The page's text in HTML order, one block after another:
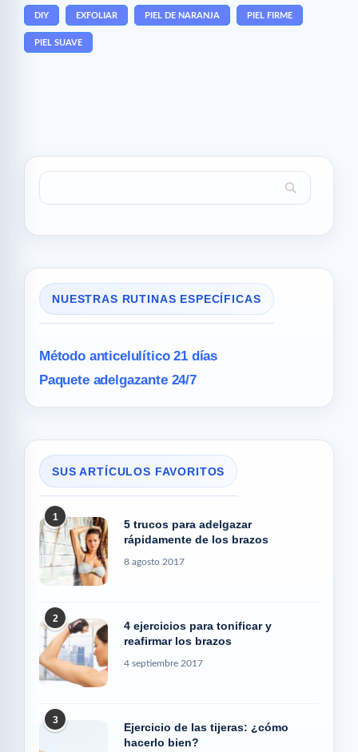
DIY EXFOLIAR PIEL DE NARANJA PIEL FIRME
PIEL SUAVE
NUESTRAS RUTINAS ESPECÍFICAS
Método anticelulítico 21 días
Paquete adelgazante 24/7
SUS ARTÍCULOS FAVORITOS
1
5 trucos para adelgazar
rápidamente de los brazos
8 agosto 2017
2
4 ejercicios para tonificar y
reafirmar los brazos
4 septiembre 2017
3
Ejercicio de las tijeras: ¿cómo
hacerlo bien?